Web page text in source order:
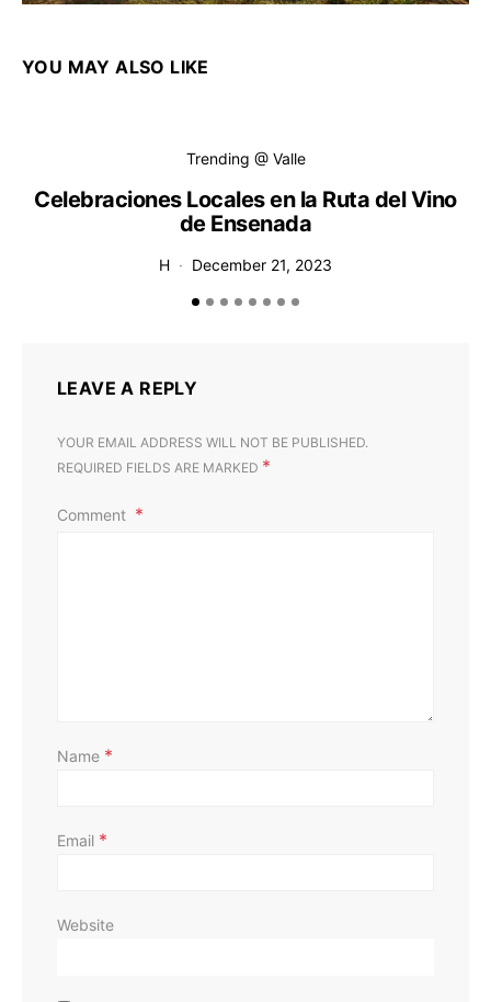
YOU MAY ALSO LIKE
Trending @ Valle
Celebraciones Locales en la Ruta del Vino
de Ensenada
H December 21, 2023
LEAVE A REPLY
YOUR EMAIL ADDRESS WILL NOT BE PUBLISHED.
REQUIRED FIELDS ARE MARKED *
Comment
Name *
Email *
Website